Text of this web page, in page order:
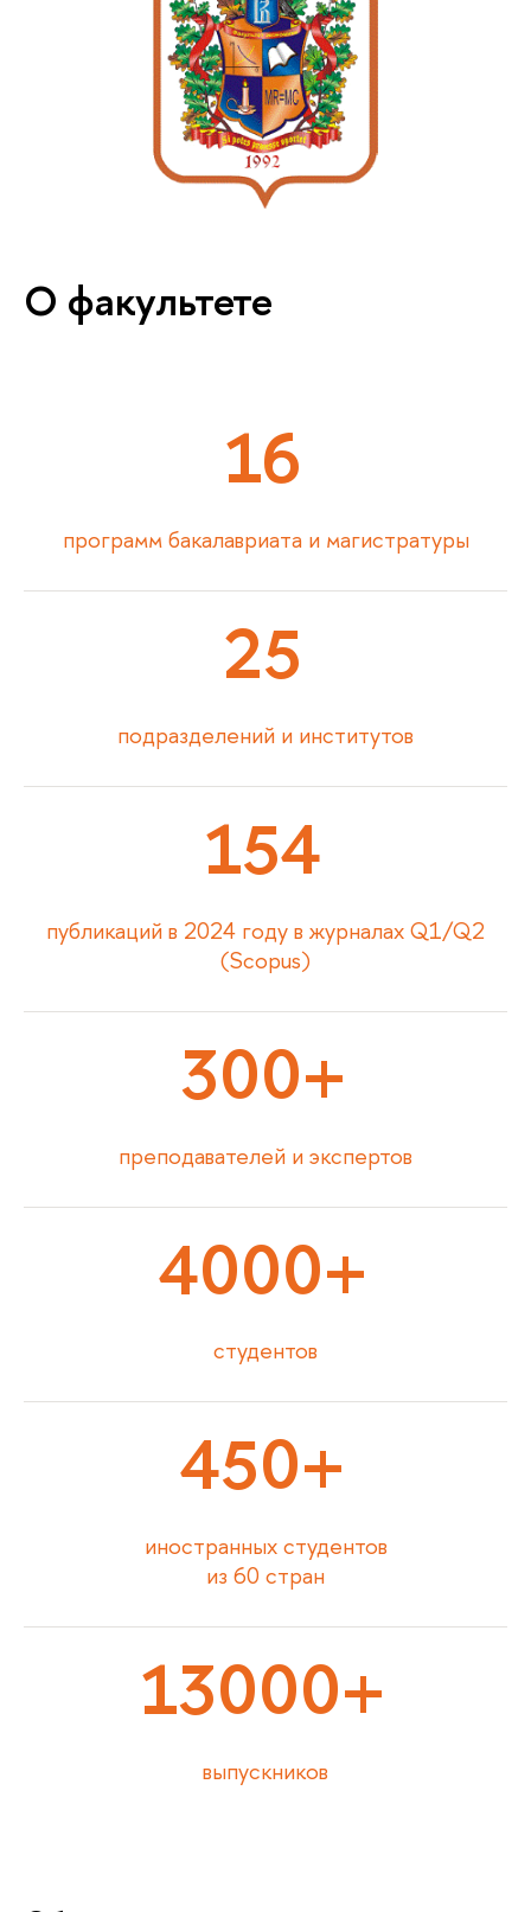
О факультете
16
программ бакалавриата и магистратуры
25
подразделений и институтов
154
публикаций в 2024 году в журналах Q1/Q2
(Scopus)
300+
преподавателей и экспертов
4000+
студентов
450+
иностранных студентов
из 60 стран
13000+
выпускников